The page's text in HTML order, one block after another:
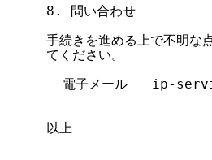
8. 問い合わせ
手続きを進める上で不明な
てください。
電子メール   ip-
以上